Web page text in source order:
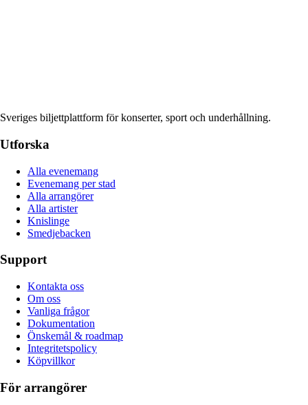
Sveriges biljettplattform för konserter, sport och underhållning.
Utforska
Alla evenemang
Evenemang per stad
Alla arrangörer
Alla artister
Knislinge
Smedjebacken
Support
Kontakta oss
Om oss
Vanliga frågor
Dokumentation
Önskemål & roadmap
Integritetspolicy
Köpvillkor
För arrangörer